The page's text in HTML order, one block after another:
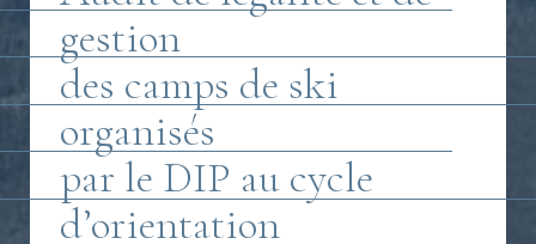
gestion
des camps de ski
organisés
par le DIP au cycle
d’orientation